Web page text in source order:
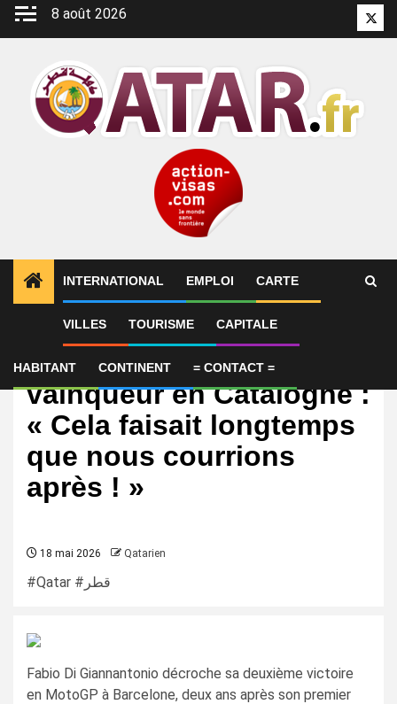
Aller
8 août 2026
INTERNATIONAL EMPLOI CARTE
VILLES TOURISME CAPITALE
HABITANT CONTINENT = CONTACT =
International
Fabio Di Giannantonio
vainqueur en Catalogne :
« Cela faisait longtemps
que nous courrions
après ! »
18 mai 2026 Qatarien
#Qatar #قطر
Fabio Di Giannantonio décroche sa deuxième victoire
en MotoGP à Barcelone, deux ans après son premier